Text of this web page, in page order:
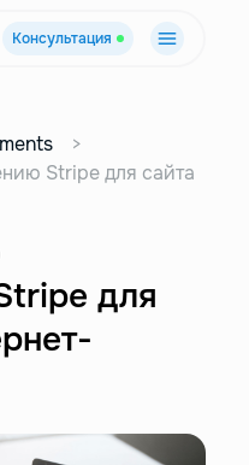
Консультация
>
Stripe для сайта
для